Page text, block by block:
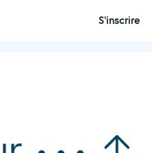
S'inscrire